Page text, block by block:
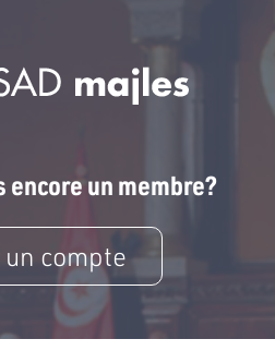
encore un membre?
un compte